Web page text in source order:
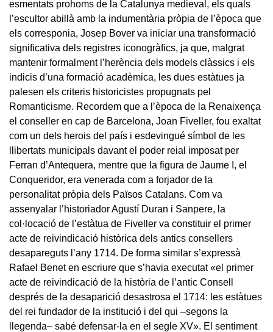
esmentats prohoms de la Catalunya medieval, els quals
l’escultor abillà amb la indumentària pròpia de l’època que
els corresponia, Josep Bover va iniciar una transformació
significativa dels registres iconogràfics, ja que, malgrat
mantenir formalment l’herència dels models clàssics i els
indicis d’una formació acadèmica, les dues estàtues ja
palesen els criteris historicistes propugnats pel
Romanticisme. Recordem que a l’època de la Renaixença
el conseller en cap de Barcelona, Joan Fiveller, fou exaltat
com un dels herois del país i esdevingué símbol de les
llibertats municipals davant el poder reial imposat per
Ferran d’Antequera, mentre que la figura de Jaume I, el
Conqueridor, era venerada com a forjador de la
personalitat pròpia dels Països Catalans. Com va
assenyalar l’historiador Agustí Duran i Sanpere, la
col·locació de l’estàtua de Fiveller va constituir el primer
acte de reivindicació històrica dels antics consellers
desapareguts l’any 1714. De forma similar s’expressà
Rafael Benet en escriure que s’havia executat «el primer
acte de reivindicació de la història de l’antic Consell
després de la desaparició desastrosa el 1714: les estàtues
del rei fundador de la institució i del qui –segons la
llegenda– sabé defensar-la en el segle XV». El sentiment